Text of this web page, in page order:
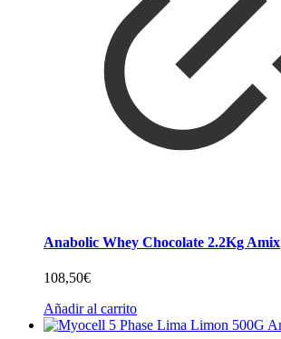
Anabolic Whey Chocolate 2.2Kg Amix
108,50€
Añadir al carrito